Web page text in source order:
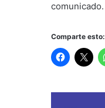
comunicado.
Comparte esto: